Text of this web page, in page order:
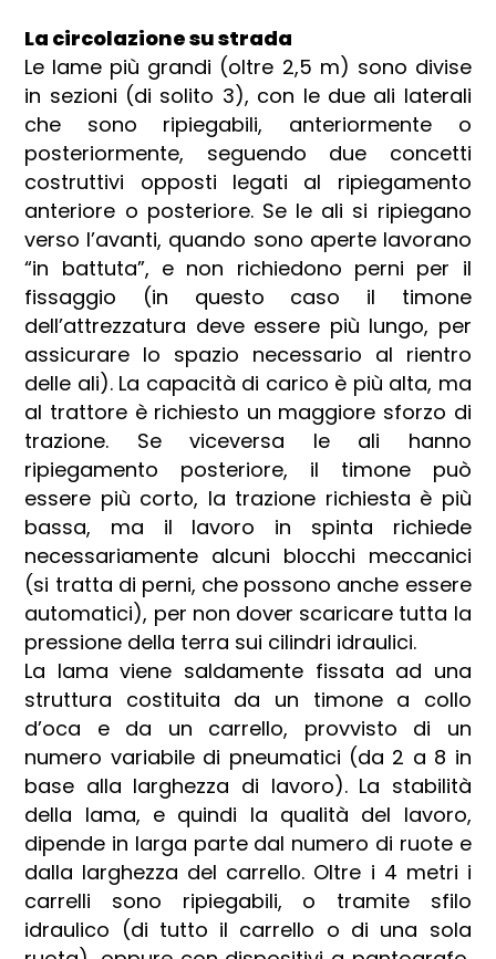
La circolazione su strada
Le lame più grandi (oltre 2,5 m) sono divise
in sezioni (di solito 3), con le due ali laterali
che sono ripiegabili, anteriormente o
posteriormente, seguendo due concetti
costruttivi opposti legati al ripiegamento
anteriore o posteriore. Se le ali si ripiegano
verso l’avanti, quando sono aperte lavorano
“in battuta”, e non richiedono perni per il
fissaggio (in questo caso il timone
dell’attrezzatura deve essere più lungo, per
assicurare lo spazio necessario al rientro
delle ali). La capacità di carico è più alta, ma
al trattore è richiesto un maggiore sforzo di
trazione. Se viceversa le ali hanno
ripiegamento posteriore, il timone può
essere più corto, la trazione richiesta è più
bassa, ma il lavoro in spinta richiede
necessariamente alcuni blocchi meccanici
(si tratta di perni, che possono anche essere
automatici), per non dover scaricare tutta la
pressione della terra sui cilindri idraulici.
La lama viene saldamente fissata ad una
struttura costituita da un timone a collo
d’oca e da un carrello, provvisto di un
numero variabile di pneumatici (da 2 a 8 in
base alla larghezza di lavoro). La stabilità
della lama, e quindi la qualità del lavoro,
dipende in larga parte dal numero di ruote e
dalla larghezza del carrello. Oltre i 4 metri i
carrelli sono ripiegabili, o tramite sfilo
idraulico (di tutto il carrello o di una sola